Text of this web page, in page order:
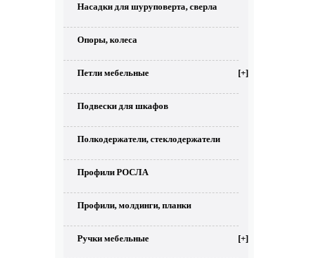
Насадки для шуруповерта, сверла
Опоры, колеса
Петли мебельные [+]
Подвески для шкафов
Полкодержатели, стеклодержатели
Профили РОСЛА
Профили, молдинги, планки
Ручки мебельные [+]